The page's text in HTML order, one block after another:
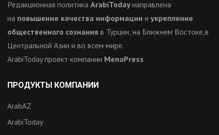
Редакционная политика ArabiTodayнаправлена
на повышение качества информации и укрепление
общественного сознания в Турции, на Ближнем Востоке,в
Центральной Азии и во всем мире.
ArabiToday проект компании MenaPress
ПРОДУКТЫ КОМПАНИИ
ArabAZ
ArabiToday